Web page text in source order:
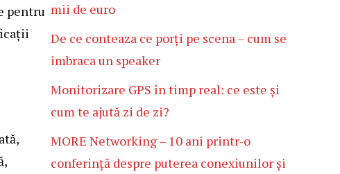
pentru mii de euro
De ce conteaza ce porți pe scena – cum se
imbraca un speaker
Monitorizare GPS în timp real: ce este și
cum te ajută zi de zi?
MORE Networking – 10 ani printr-o
conferință despre puterea conexiunilor și